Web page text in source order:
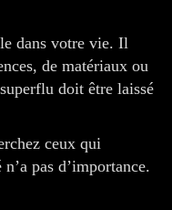
dans votre vie. Il
de matériaux ou
doit être laissé
ceux qui
pas d’importance.